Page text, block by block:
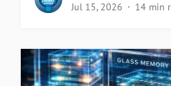
Jul 15, 2026
14 min